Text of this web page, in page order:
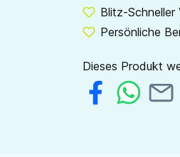
Blitz-Schneller
Persönliche
Dieses Produkt